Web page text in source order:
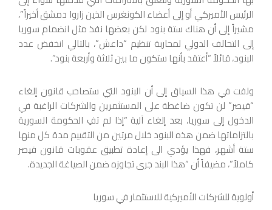
الرئيس الأميركي أو إلى أعضاء الكونغرس الذين زاروا دمشق أخيراً”،
مشيراً إلى أن هناك ستة بنود لكن بعضها نفذ مثل انضمام سوريا
إلى التحالف الدولي لمحاربة تنظيم “داعش”، بالتالي انخفض عدد
البنود، قائلاً “أعتقد بأنها ستكون ما بين ثلاثة وأربعة بنود”.
ولفت في هذا السياق إلى أن البنود التي ستصاحب قانون إلغاء
“قيصر” لن تكون ضاغطة على المستثمرين والشركات الراغبة في
الدخول إلى سوريا، بعد إلغاء آلية “إذا لم تفِ الحكومة السورية
بالتزاماتها ضمن هذه البنود خلال مرتين من التقييم مدة كل منها
ستة أشهر، فهذا يؤدي الى إعادة تطبيق عقوبات قانون قيصر
كاملاً”، مضيفاً أن “هذا البند جرى تجاوزه ضمن الصياغة الجديدة.
أولوية للشركات الأميركية للاستثمار في سوريا